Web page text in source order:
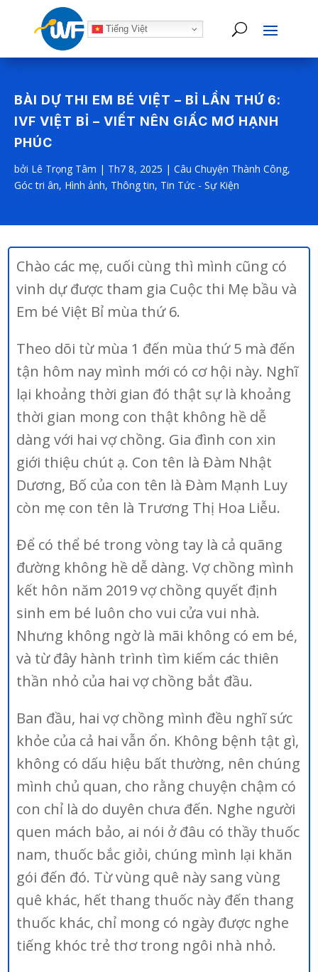
Tiếng Việt
BÀI DỰ THI EM BÉ VIỆT – BỈ LẦN THỨ 6:
IVF VIỆT BỈ – VIẾT NÊN GIẤC MƠ HẠNH
PHÚC
bởi Lê Trọng Tâm | Th7 8, 2025 | Câu Chuyện Thành Công,
Góc tri ân, Hình ảnh, Thông tin, Tin Tức - Sự Kiện
Chào các mẹ, cuối cùng thì mình cũng có
vinh dự được tham gia Cuộc thi Mẹ bầu và
Em bé Việt Bỉ mùa thứ 6.
Theo dõi từ mùa 1 đến mùa thứ 5 mà đến
tận hôm nay mình mới có cơ hội này. Nghĩ
lại khoảng thời gian đó thật sự là khoảng
thời gian mong con thật không hề dễ
dàng với hai vợ chồng. Gia đình con xin
giới thiệu chút ạ. Con tên là Đàm Nhật
Dương, Bố của con tên là Đàm Mạnh Luy
còn mẹ con tên là Trương Thị Hoa Liễu.
Để có thể bé trong vòng tay là cả quãng
đường không hề dễ dàng. Vợ chồng mình
kết hôn năm 2019 vợ chồng quyết định
sinh em bé luôn cho vui cửa vui nhà.
Nhưng không ngờ là mãi không có em bé,
và từ đây hành trình tìm kiếm các thiên
thần nhỏ của hai vợ chồng bắt đầu.
Ban đầu, hai vợ chồng mình đều nghĩ sức
khỏe của cả hai vẫn ổn. Không bệnh tật gì,
không có dấu hiệu bất thường, nên chúng
mình chủ quan, cho rằng chuyện chậm có
con chỉ là do duyên chưa đến. Nghe người
quen mách bảo, ai nói ở đâu có thầy thuốc
nam, thuốc bắc giỏi, chúng mình lại khăn
gói đến đó. Từ vùng quê này sang vùng
quê khác, hết thang thuốc này đến thang
thuốc khác, chỉ mong có ngày được nghe
tiếng khóc trẻ thơ trong ngôi nhà nhỏ.